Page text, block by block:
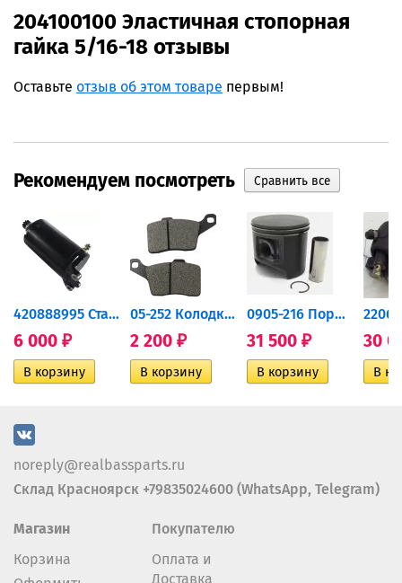
204100100 Эластичная стопорная
гайка 5/16-18 отзывы
Оставьте отзыв об этом товаре первым!
Рекомендуем посмотреть
420888995 Стартер для...
6 000 ₽
05-252 Колодки тормозные...
2 200 ₽
0905-216 Поршень Arctic Cat...
31 500 ₽ 30
noreply@realbassparts.ru
Склад Красноярск +79835024600 (WhatsApp, Telegram)
Магазин
Корзина
Покупателю
Оплата и
Доставка